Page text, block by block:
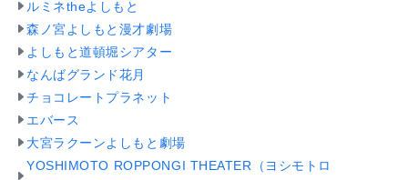
ルミネtheよしもと
森ノ宮よしもと漫才劇場
よしもと道頓堀シアター
なんばグランド花月
チョコレートプラネット
エバース
大宮ラクーンよしもと劇場
YOSHIMOTO ROPPONGI THEATER（ヨシモトロ